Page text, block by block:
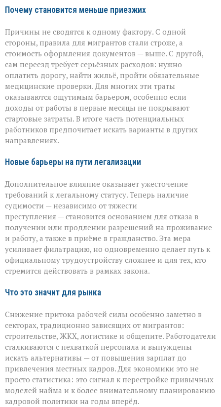
Почему становится меньше приезжих
Причины не сводятся к одному фактору. С одной
стороны, правила для мигрантов стали строже, а
стоимость оформления документов — выше. С другой,
сам переезд требует серьёзных расходов: нужно
оплатить дорогу, найти жильё, пройти обязательные
медицинские проверки. Для многих эти траты
оказываются ощутимым барьером, особенно если
доходы от работы в первые месяцы не покрывают
стартовые затраты. В итоге часть потенциальных
работников предпочитает искать варианты в других
направлениях.
Новые барьеры на пути легализации
Дополнительное влияние оказывает ужесточение
требований к легальному статусу. Теперь наличие
судимости — независимо от тяжести
преступления — становится основанием для отказа в
получении или продлении разрешений на проживание
и работу, а также в приёме в гражданство. Эта мера
усиливает фильтрацию, но одновременно делает путь к
официальному трудоустройству сложнее и для тех, кто
стремится действовать в рамках закона.
Что это значит для рынка
Снижение притока рабочей силы особенно заметно в
секторах, традиционно зависящих от мигрантов:
строительстве, ЖКХ, логистике и общепите. Работодатели
сталкиваются с нехваткой персонала и вынуждены
искать альтернативы — от повышения зарплат до
привлечения местных кадров. Для экономики это не
просто статистика: это сигнал к перестройке привычных
моделей найма и к более внимательному планированию
кадровой политики на годы вперёд.